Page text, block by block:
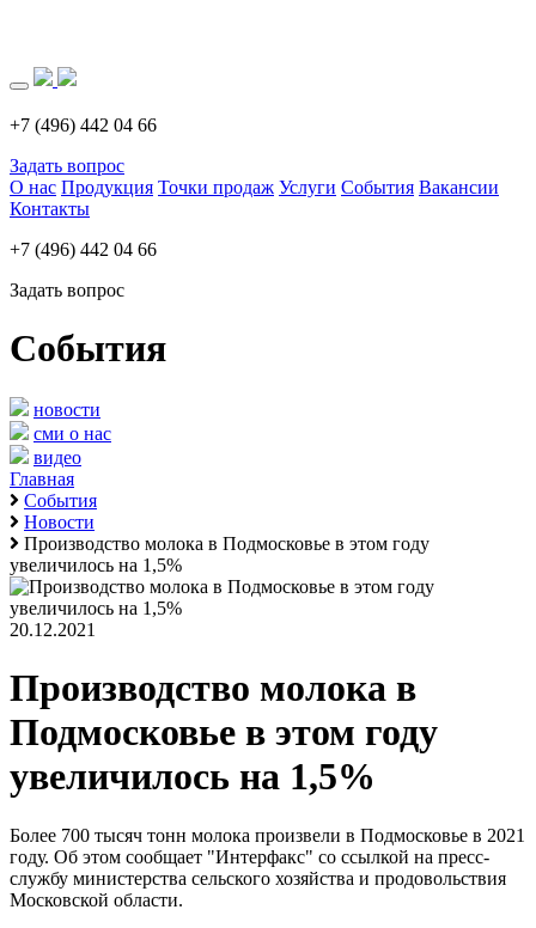
+7 (496) 442 04 66
Задать вопрос
О нас Продукция Точки продаж Услуги События Вакансии
Контакты
+7 (496) 442 04 66
Задать вопрос
События
новости
сми о нас
видео
Главная
События
Новости
Производство молока в Подмосковье в этом году
увеличилось на 1,5%
20.12.2021
Производство молока в
Подмосковье в этом году
увеличилось на 1,5%
Более 700 тысяч тонн молока произвели в Подмосковье в 2021
году. Об этом сообщает "Интерфакс" со ссылкой на пресс-
службу министерства сельского хозяйства и продовольствия
Московской области.